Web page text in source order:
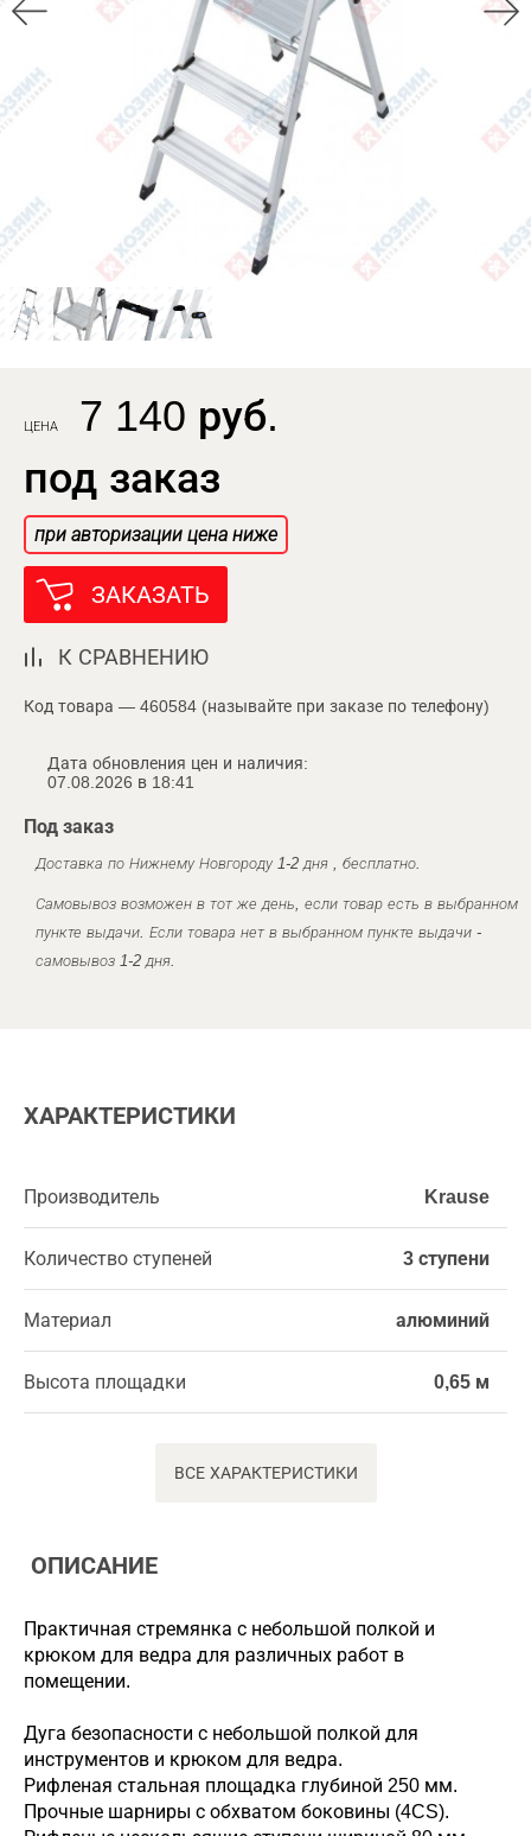
ЦЕНА
7 140 руб.
под заказ
при авторизации цена ниже
ЗАКАЗАТЬ
К СРАВНЕНИЮ
Код товара — 460584 (называйте при заказе по телефону)
Дата обновления цен и наличия:
07.08.2026 в 18:41
Под заказ
Доставка по Нижнему Новгороду 1-2 дня , бесплатно.
Самовывоз возможен в тот же день, если товар есть в выбранном
пункте выдачи. Если товара нет в выбранном пункте выдачи -
самовывоз 1-2 дня.
ХАРАКТЕРИСТИКИ
Производитель Krause
Количество ступеней 3 ступени
Материал алюминий
Высота площадки 0,65 м
ВСЕ ХАРАКТЕРИСТИКИ
ОПИСАНИЕ
Практичная стремянка с небольшой полкой и
крюком для ведра для различных работ в
помещении.
Дуга безопасности с небольшой полкой для
инструментов и крюком для ведра.
Рифленая стальная площадка глубиной 250 мм.
Прочные шарниры с обхватом боковины (4CS).